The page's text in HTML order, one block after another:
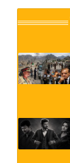
News
Hindi
Hindi
Videos
जगत
राय
बजट
IPL
2026